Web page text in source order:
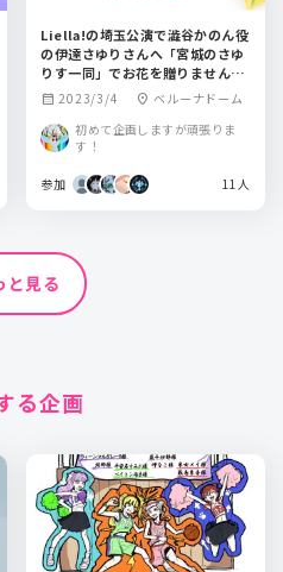
Liella!の埼玉公演で澁谷かのん役
の伊達さゆりさんへ「宮城のさゆ
りす一同」でお花を贈りません
か？
calendar_month 2023/3/4 location_on ベルーナドーム
初めて企画しますが頑張りま
す！
参加 11人
と見る
る企画